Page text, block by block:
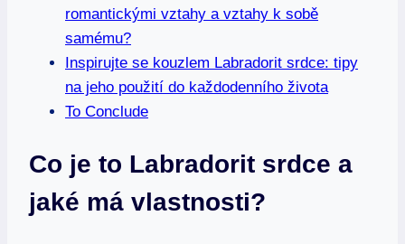
romantickými vztahy a vztahy k sobě
samému?
Inspirujte se kouzlem Labradorit srdce: tipy
na jeho použití do každodenního života
To Conclude
Co je to Labradorit srdce a
jaké má vlastnosti?